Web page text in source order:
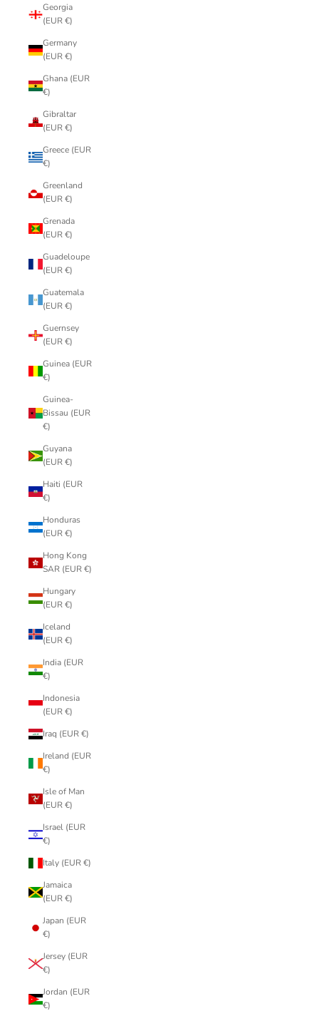
Georgia
(EUR €)
Germany
(EUR €)
Ghana (EUR
€)
Gibraltar
(EUR €)
Greece (EUR
€)
Greenland
(EUR €)
Grenada
(EUR €)
Guadeloupe
(EUR €)
Guatemala
(EUR €)
Guernsey
(EUR €)
Guinea (EUR
€)
Guinea-
Bissau (EUR
€)
Guyana
(EUR €)
Haiti (EUR
€)
Honduras
(EUR €)
Hong Kong
SAR (EUR €)
Hungary
(EUR €)
Iceland
(EUR €)
India (EUR
€)
Indonesia
(EUR €)
Iraq (EUR €)
Ireland (EUR
€)
Isle of Man
(EUR €)
Israel (EUR
€)
Italy (EUR €)
Jamaica
(EUR €)
Japan (EUR
€)
Jersey (EUR
€)
Jordan (EUR
€)